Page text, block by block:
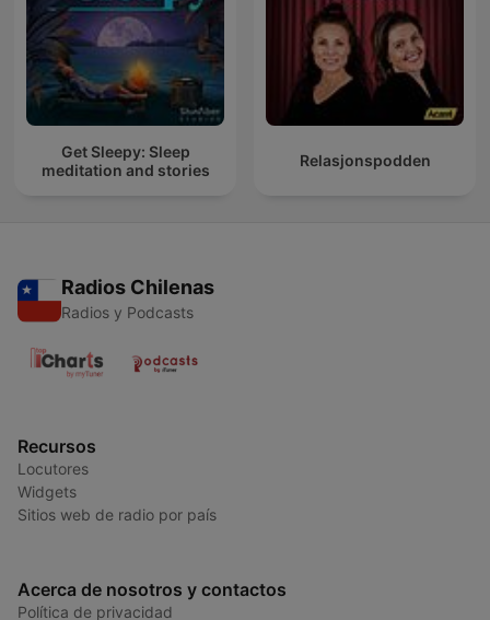
Get Sleepy: Sleep
meditation and stories
Relasjonspodden
Radios Chilenas
Radios y Podcasts
Recursos
Locutores
Widgets
Sitios web de radio por país
Acerca de nosotros y contactos
Política de privacidad